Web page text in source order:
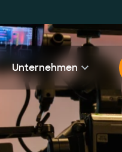
Strategie &
Enablement
Unternehmen
Karriere
Presse